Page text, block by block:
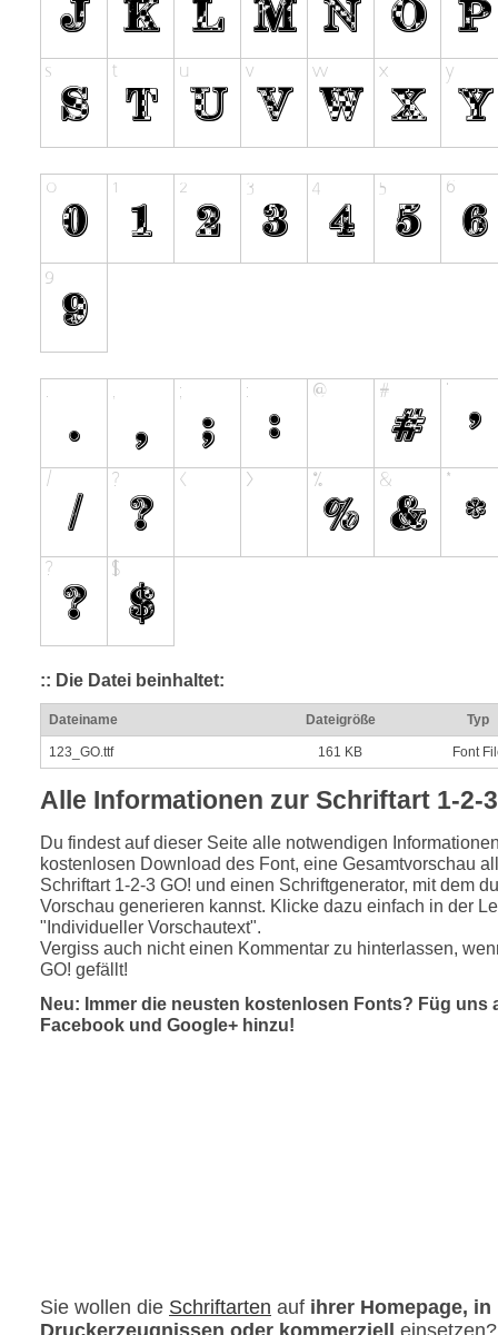
:: Die Datei beinhaltet:
Dateiname Dateigröße Typ
123_GO.ttf 161 KB Font
Alle Informationen zur Schriftart 1-2-
Du findest auf dieser Seite alle notwendigen
kostenlosen Download des Font, eine Gesamtvorschau
Schriftart 1-2-3 GO! und einen Schriftgenerator, mit dem
Vorschau generieren kannst. Klicke dazu einfach in der
"Individueller Vorschautext".
Vergiss auch nicht einen Kommentar zu hinterlassen,
GO! gefällt!
Neu: Immer die neusten kostenlosen Fonts? Füg uns
Facebook und Google+ hinzu!
Sie wollen die Schriftarten auf ihrer Homepage, in
Druckerzeugnissen oder kommerziell